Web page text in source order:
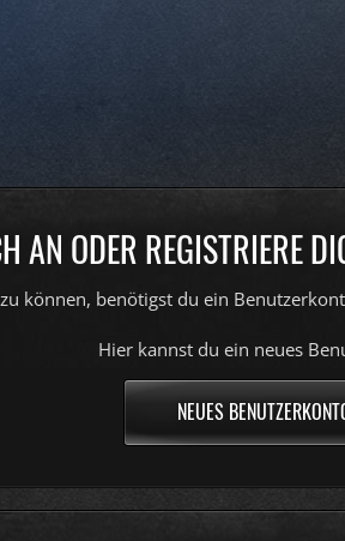
AN ODER REGISTRIERE
können, benötigst du ein
Hier kannst du ein neues
NEUES